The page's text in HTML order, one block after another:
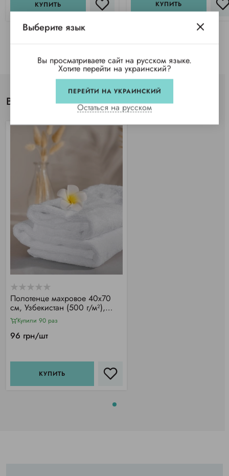
КУПИТЬ КУПИТЬ
Вы просматривали
Полотенце махровое 40х70
см, Узбекистан (500 г/м²),
белое
Купили 90 раз
96 грн/шт
КУПИТЬ
Выберите язык
Вы просматриваете сайт на русском языке.
Хотите перейти на украинский?
ПЕРЕЙТИ НА УКРАИНСКИЙ
Остаться на русском